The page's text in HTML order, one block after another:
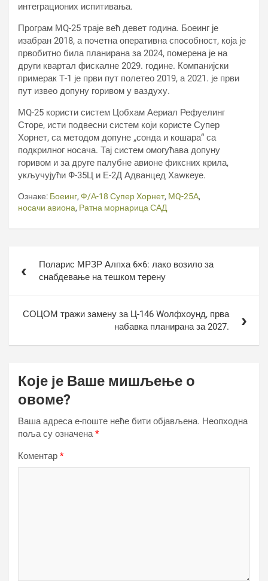
интеграционих испитивања.
Програм МQ-25 траје већ девет година. Боеинг је
изабран 2018, а почетна оперативна способност, која је
првобитно била планирана за 2024, померена је на
други квартал фискалне 2029. године. Компанијски
примерак Т-1 је први пут полетео 2019, а 2021. је први
пут извео допуну горивом у ваздуху.
МQ-25 користи систем Цобхам Аериал Рефуелинг
Сторе, исти подвесни систем који користе Супер
Хорнет, са методом допуне „сонда и кошара“ са
подкрилног носача. Тај систем омогућава допуну
горивом и за друге палубне авионе фиксних крила,
укључујући Ф-35Ц и Е-2Д Адванцед Хаwкеyе.
Ознаке: Боеинг, Ф/А-18 Супер Хорнет, МQ-25А,
носачи авиона, Ратна морнарица САД
чланкаПоларис МРЗР Алпха 6×6: лако возило за
снабдевање на тешком терену
СОЦОМ тражи замену за Ц-146 Wолфхоунд, прва
набавка планирана за 2027.
Које је Ваше мишљење о
овоме?
Ваша адреса е-поште неће бити објављена. Неопходна
поља су означена*
Коментар *